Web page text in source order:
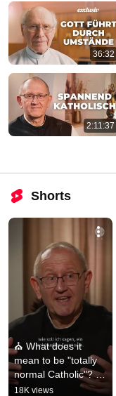
36:32
2:11:37
Shorts
⛪ What does it
mean to be "totally
normal Catholic"? |
Father Karl Wallner
18K views